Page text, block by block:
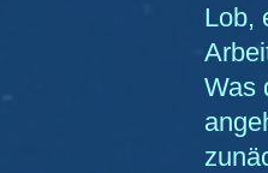
Lob,
Was